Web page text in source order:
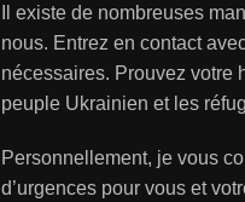
Il existe de nombreuses
nous. Entrez en contact
nécessaires. Prouvez votre
peuple Ukrainien et les
Personnellement, je vous
d’urgences pour vous et